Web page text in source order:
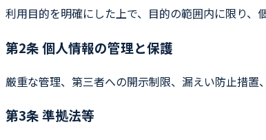
利用目的を明確にした上で、目的の範囲内に限り、
第2条 個人情報の管理と保護
厳重な管理、第三者への開示制限、漏えい防止措置
第3条 準拠法等